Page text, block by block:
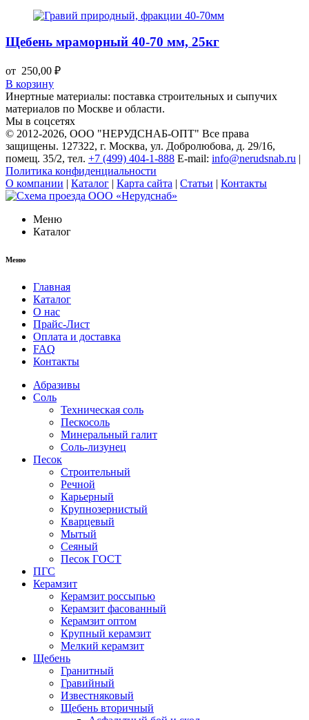
Щебень мраморный 40-70 мм, 25кг
от 250,00 ₽
В корзину
Инертные материалы: поставка строительных и сыпучих
материалов по Москве и области.
Мы в соцсетях
© 2012-2026, ООО "НЕРУДСНАБ-ОПТ" Все права
защищены. 127322, г. Москва, ул. Добролюбова, д. 29/16,
помещ. 35/2, тел. +7 (499) 404-1-888 E-mail: info@nerudsnab.ru |
Политика конфиденциальности
О компании | Каталог | Карта сайта | Статьи | Контакты
Меню
Каталог
Меню
Главная
Каталог
О нас
Прайс-Лист
Оплата и доставка
FAQ
Контакты
Абразивы
Соль
Техническая соль
Пескосоль
Минеральный галит
Соль-лизунец
Песок
Строительный
Речной
Карьерный
Крупнозернистый
Кварцевый
Мытый
Сеяный
Песок ГОСТ
ПГС
Керамзит
Керамзит россыпью
Керамзит фасованный
Керамзит оптом
Крупный керамзит
Мелкий керамзит
Щебень
Гранитный
Гравийный
Известняковый
Щебень вторичный